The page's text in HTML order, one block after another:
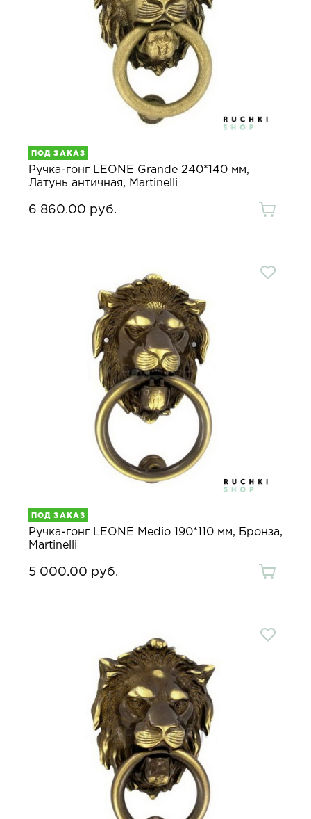
ПОД ЗАКАЗ
Ручка-гонг LEONE Grande 240*140 мм,
Латунь античная, Martinelli
6 860.00 руб.
ПОД ЗАКАЗ
Ручка-гонг LEONE Medio 190*110 мм, Бронза,
Martinelli
5 000.00 руб.